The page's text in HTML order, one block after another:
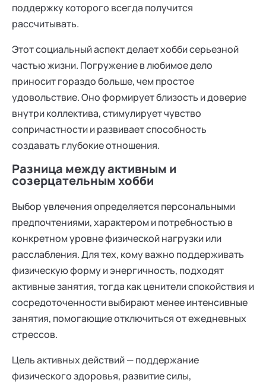
поддержку которого всегда получится
рассчитывать.
Этот социальный аспект делает хобби серьезной
частью жизни. Погружение в любимое дело
приносит гораздо больше, чем простое
удовольствие. Оно формирует близость и доверие
внутри коллектива, стимулирует чувство
сопричастности и развивает способность
создавать глубокие отношения.
Разница между активным и
созерцательным хобби
Выбор увлечения определяется персональными
предпочтениями, характером и потребностью в
конкретном уровне физической нагрузки или
расслабления. Для тех, кому важно поддерживать
физическую форму и энергичность, подходят
активные занятия, тогда как ценители спокойствия и
сосредоточенности выбирают менее интенсивные
занятия, помогающие отключиться от ежедневных
стрессов.
Цель активных действий — поддержание
физического здоровья, развитие силы,